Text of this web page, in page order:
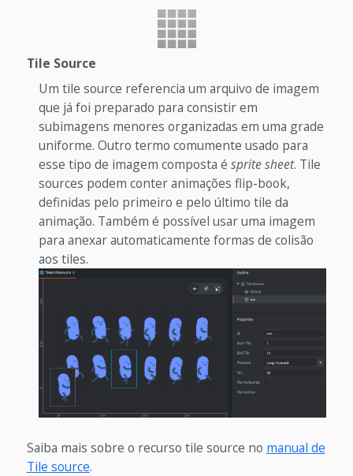
Tile Source
Um tile source referencia um arquivo de imagem
que já foi preparado para consistir em
subimagens menores organizadas em uma grade
uniforme. Outro termo comumente usado para
esse tipo de imagem composta ésprite sheet. Tile
sources podem conter animações flip-book,
definidas pelo primeiro e pelo último tile da
animação. Também é possível usar uma imagem
para anexar automaticamente formas de colisão
aos tiles.
Saiba mais sobre o recurso tile source no manual de
Tile source.